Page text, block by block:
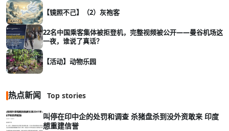
【镜照不己】（2）灰袍客
22名中国乘客集体被拒登机，完整视频被公开——曼谷机场这
一夜，谁说了真话？
【活动】动物乐园
热点新闻 Top stories
叫停在印中企的处罚和调查 杀猪盘杀到没外资敢来 印度
想重建信誉